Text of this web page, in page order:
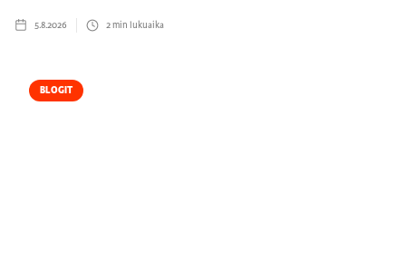
5.8.2026 2min lukuaika
BLOGIT